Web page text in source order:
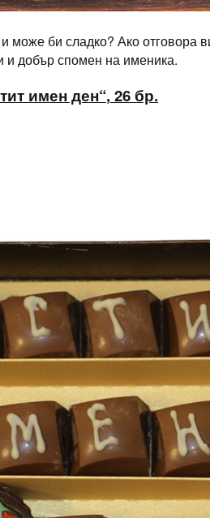
би сладко? Ако отговора
добър спомен на именика.
имен ден“, 26 бр.